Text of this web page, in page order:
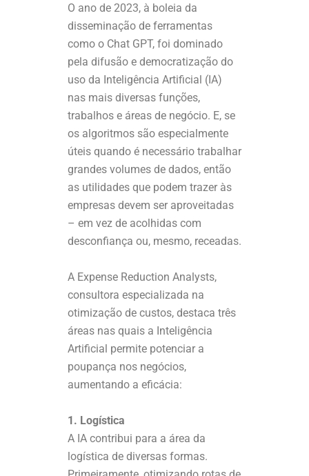
O ano de 2023, à boleia da
disseminação de ferramentas
como o Chat GPT, foi dominado
pela difusão e democratização do
uso da Inteligência Artificial (IA)
nas mais diversas funções,
trabalhos e áreas de negócio. E, se
os algoritmos são especialmente
úteis quando é necessário trabalhar
grandes volumes de dados, então
as utilidades que podem trazer às
empresas devem ser aproveitadas
– em vez de acolhidas com
desconfiança ou, mesmo, receadas.
A Expense Reduction Analysts,
consultora especializada na
otimização de custos, destaca três
áreas nas quais a Inteligência
Artificial permite potenciar a
poupança nos negócios,
aumentando a eficácia:
1. Logística
A IA contribui para a área da
logística de diversas formas.